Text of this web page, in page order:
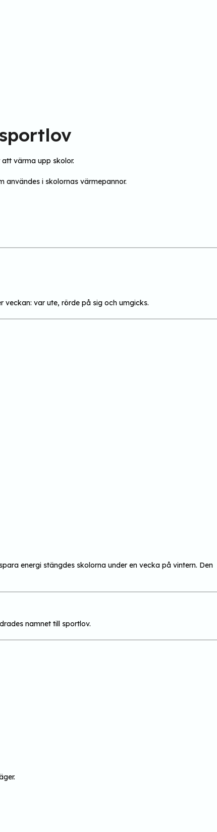
värma upp skolor.
användes i skolornas värmepannor.
var ute, rörde på sig och umgicks.
energi stängdes skolorna under en vecka på vintern. Den
namnet till sportlov.